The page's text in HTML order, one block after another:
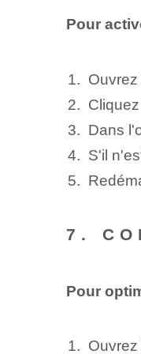
Pour
Dans
S'il
7.
Pour